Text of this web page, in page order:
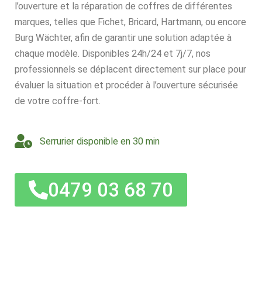
l’ouverture et la réparation de coffres de différentes
marques, telles que Fichet, Bricard, Hartmann, ou encore
Burg Wächter, afin de garantir une solution adaptée à
chaque modèle. Disponibles 24h/24 et 7j/7, nos
professionnels se déplacent directement sur place pour
évaluer la situation et procéder à l’ouverture sécurisée
de votre coffre-fort.
Serrurier disponible en 30 min
0479 03 68 70